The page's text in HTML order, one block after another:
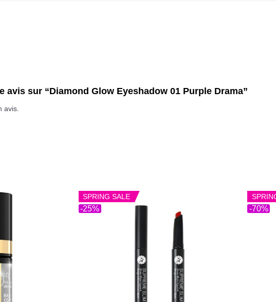
avis sur “Diamond Glow Eyeshadow 01 Purple Drama”
avis.
-25%
SPRING SALE
-70%